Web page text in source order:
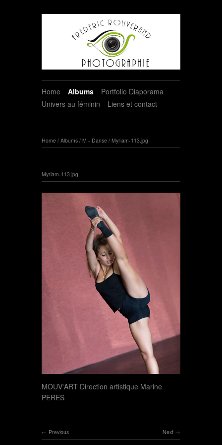
Home Albums
Portfolio Diaporama
Univers au féminin
Liens et contact
Home / Albums / M - Danse / Myriam-113.jpg
Myriam-113.jpg
MOUV'ART Direction artistique Marine
PERES
Next
Previous